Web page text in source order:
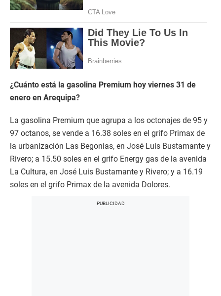
¿Cuánto está la gasolina Premium hoy viernes 31 de
enero en Arequipa?
La gasolina Premium que agrupa a los octonajes de 95 y
97 octanos, se vende a 16.38 soles en el grifo Primax de
la urbanización Las Begonias, en José Luis Bustamante y
Rivero; a 15.50 soles en el grifo Energy gas de la avenida
La Cultura, en José Luis Bustamante y Rivero; y a 16.19
soles en el grifo Primax de la avenida Dolores.